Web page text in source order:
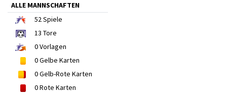
ALLE MANNSCHAFTEN
52Spiele
13 Tore
0Vorlagen
0Gelbe Karten
0Gelb-Rote Karten
0Rote Karten